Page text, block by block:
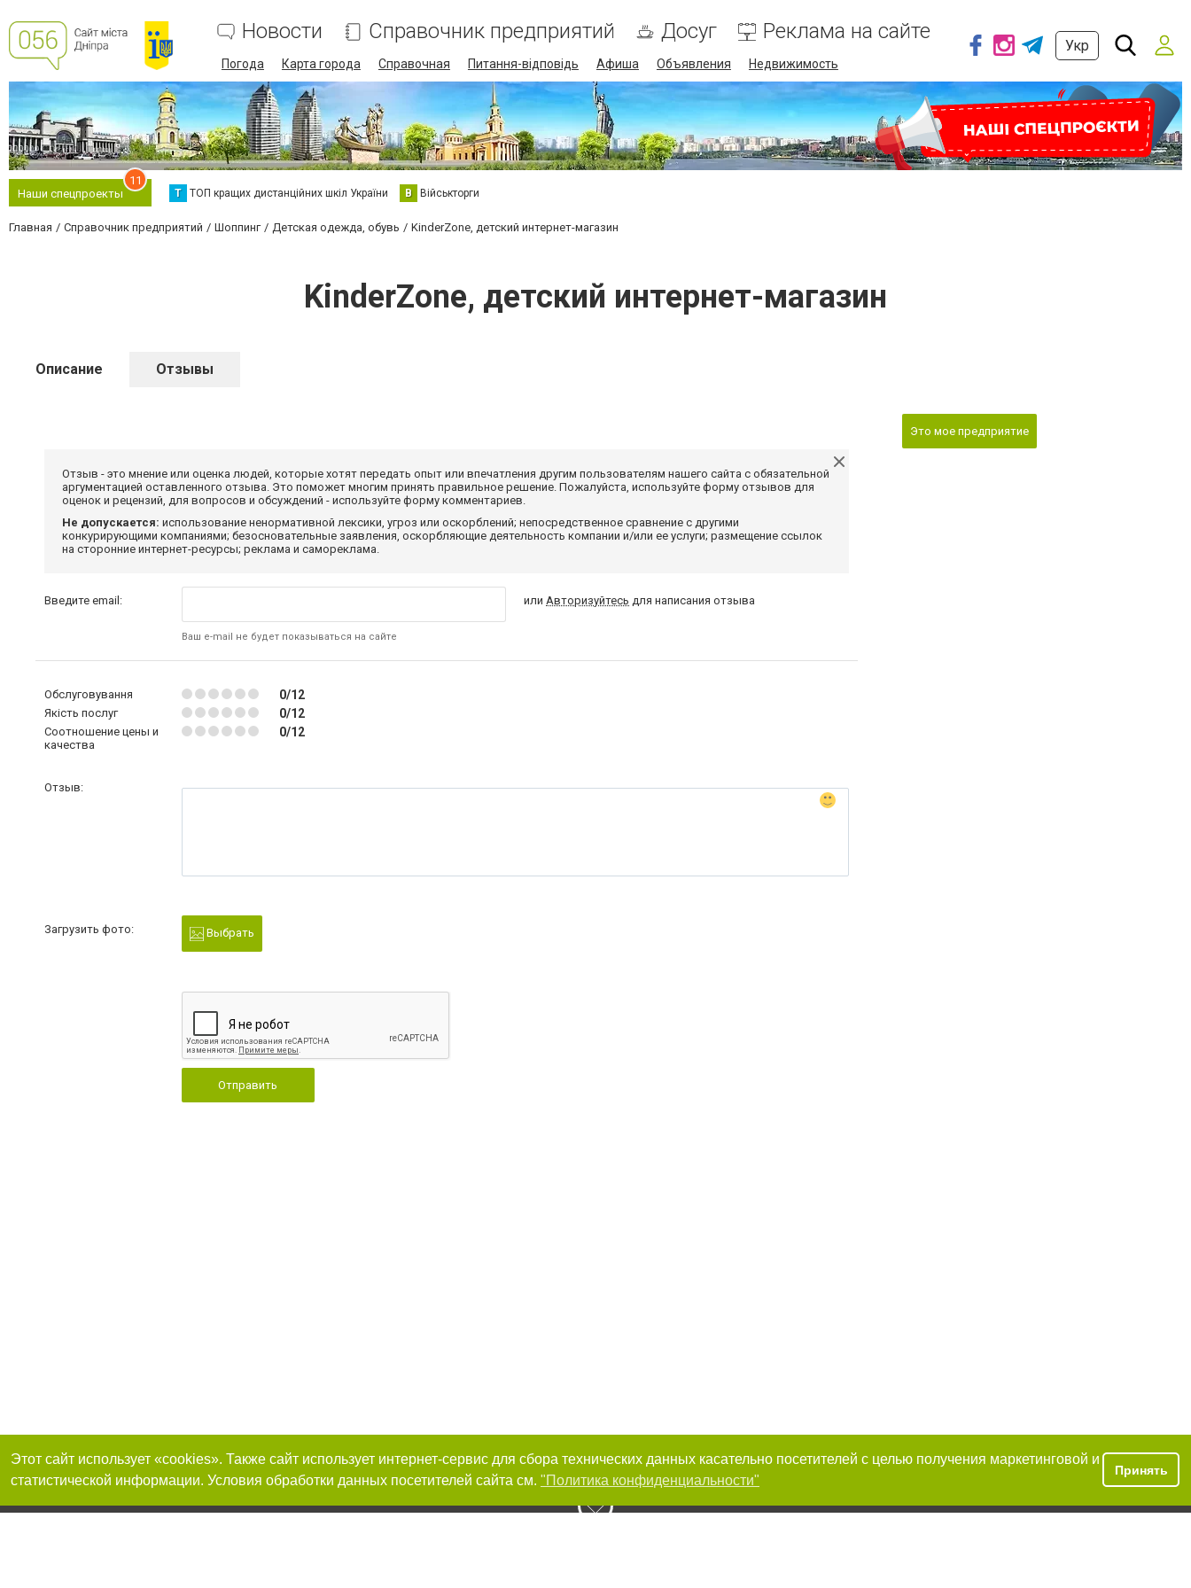
Новости Справочник предприятий Досуг Реклама на сайте
Погода Карта города Справочная Питання-відповідь Афиша Объявления Недвижимость
Укр
Наши спецпроекты
11
Т ТОП кращих дистанційних шкіл України В Військторги
Главная Справочник предприятий Шоппинг Детская одежда, обувь KinderZone, детский интернет-магазин
KinderZone, детский интернет-магазин
Описание Отзывы
Отзыв - это мнение или оценка людей, которые хотят передать опыт или впечатления другим пользователям нашего сайта с обязательной
аргументацией оставленного отзыва. Это поможет многим принять правильное решение. Пожалуйста, используйте форму отзывов для
оценок и рецензий, для вопросов и обсуждений - используйте форму комментариев.
Не допускается: использование ненормативной лексики, угроз или оскорблений; непосредственное сравнение с другими
конкурирующими компаниями; безосновательные заявления, оскорбляющие деятельность компании и/или ее услуги; размещение ссылок
на сторонние интернет-ресурсы; реклама и самореклама.
Введите email:
Ваш e-mail не будет показываться на сайте
илиАвторизуйтесь для написания отзыва
Обслуговування 0/12
Якість послуг 0/12
Соотношение цены и
качества
0/12
Отзыв:
Загрузить фото: Выбрать
Отправить
Это мое предприятие
Этот сайт использует «cookies». Также сайт использует интернет-сервис для сбора технических данных касательно посетителей с целью получения маркетинговой и
статистической информации. Условия обработки данных посетителей сайта см. "Политика конфиденциальности"
Принять